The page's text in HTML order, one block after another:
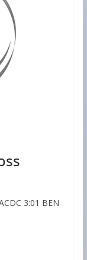
3:01 BEN